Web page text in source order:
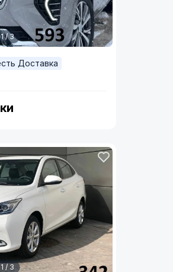
1 / 3
Доставка
1 / 3